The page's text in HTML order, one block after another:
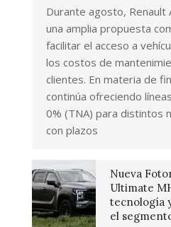
Durante agosto, Renault
una amplia propuesta
facilitar el acceso a
los costos de
clientes. En materia de
continúa ofreciendo
0% (TNA) para distintos
con plazos
Nueva
Ultimate
tecnología
el